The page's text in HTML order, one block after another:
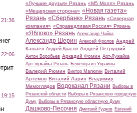
«Лучшие друзья» Рязань «М5 Молл» Рязань
«Мещерская сторона» «Новая газета»
Рязань «Сбербанк» Рязань «Северная
компания» «Справедливая Россия» Рязань
«Яблоко» Рязань Александр Чайка
Александр Шерин Алексей Фролов Андрей
Кашаев Андрей Красов Андрей Петруцкий
Антон Воробьев Аркадий Фомин Арт-Лужайка
Арт-лужайка Рязань Беженцы из Украины
Валерий Рюмин Виктор Малюгин Виталий
Артемов Виталий Ларин Владимир
Мимоглядов Водоканал Рязани Выборы в
Рязанской области Выборы в Рязанскую городскую
Думу Выборы в Рязанскую областную Думу
Дашково-Песочня Дмитрий Гудков Евгений